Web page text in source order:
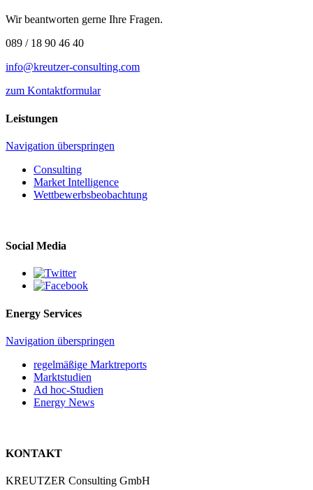
Wir beantworten gerne Ihre Fragen.
089 / 18 90 46 40
info@kreutzer-consulting.com
zum Kontaktformular
Leistungen
Navigation überspringen
Consulting
Market Intelligence
Wettbewerbs­beobachtung
Social Media
Energy Services
Navigation überspringen
regelmäßige Marktreports
Marktstudien
Ad hoc-Studien
Energy News
KONTAKT
KREUTZER Consulting GmbH